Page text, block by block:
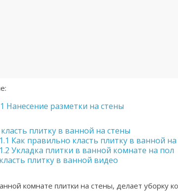
Нанесение разметки на стены
плитку в ванной на стены
1.1 Как правильно класть плитку в ванной на
1.2 Укладка плитки в ванной комнате на пол
плитку в ванной видео
комнате плитки на стены, делает уборку